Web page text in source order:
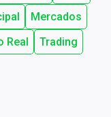
Mercados
Real Trading